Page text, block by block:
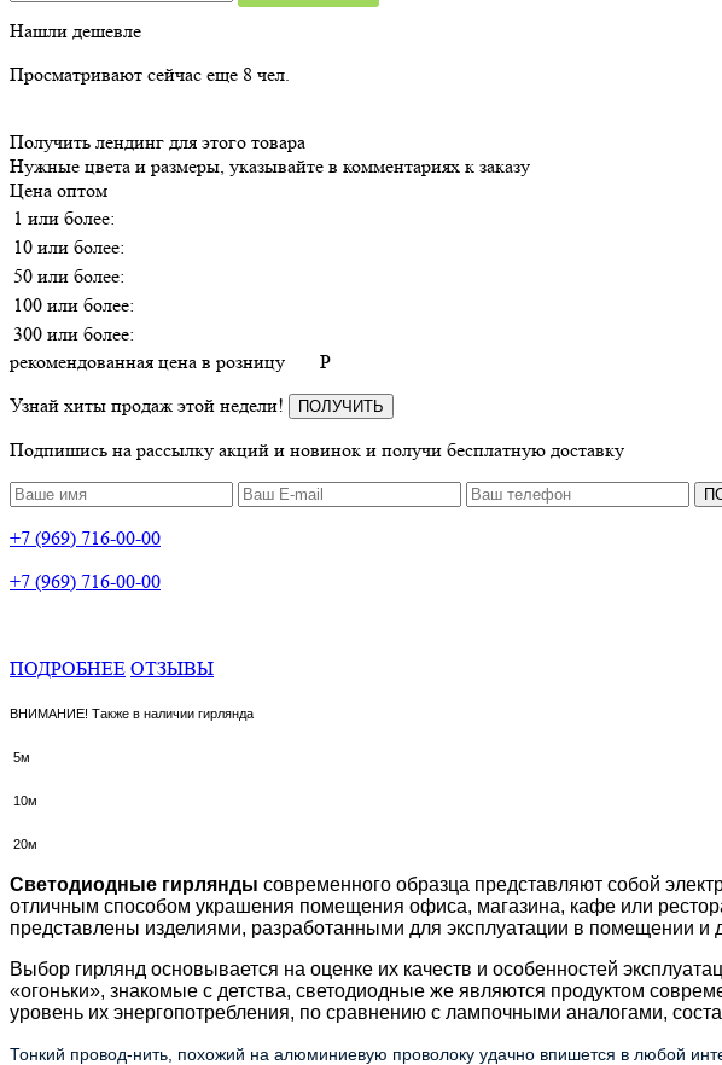
Нашли дешевле
Просматривают сейчас еще 8 чел.
Получить лендинг для этого товара
Нужные цвета и размеры, указывайте в комментариях к заказу
Цена оптом
1 или более:
10 или более:
50 или более:
100 или более:
300 или более:
рекомендованная цена в розницу
P
Узнай хиты продаж этой недели!
ПОЛУЧИТЬ
Подпишись на рассылку акций и новинок и получи бесплатную доставку
+7 (969) 716-00-00
+7 (969) 716-00-00
ПОДРОБНЕЕ ОТЗЫВЫ
ВНИМАНИЕ! Также в наличии гирлянда
5м
10м
20м
Светодиодные гирлянды современного образца представляют собой
отличным способом украшения помещения офиса, магазина, кафе или
представлены изделиями, разработанными для эксплуатации в помещении и
Выбор гирлянд основывается на оценке их качеств и особенностей
«огоньки», знакомые с детства, светодиодные же являются продуктом
уровень их энергопотребления, по сравнению с лампочными аналогами,
Тонкий провод-нить, похожий на алюминиевую проволоку удачно впишется в любой